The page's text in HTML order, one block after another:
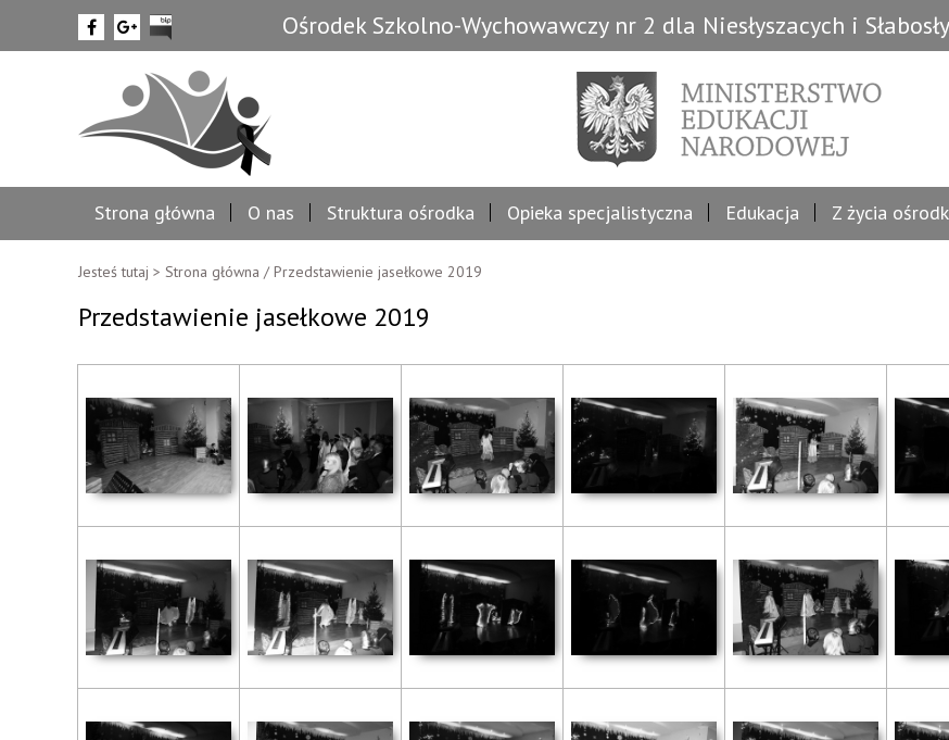
Ośrodek Szkolno-Wychowawczy nr 2 dla Niesłyszacych i
Strona główna O nas Struktura ośrodka Opieka specjalistyczna Edukacja Z życia
Jesteś tutaj > Strona główna /Przedstawienie jasełkowe 2019
Przedstawienie jasełkowe 2019